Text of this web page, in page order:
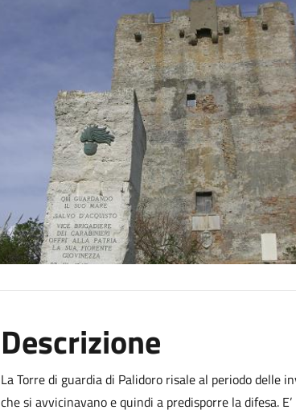
Descrizione
La Torre di guardia di Palidoro risale al periodo delle
che si avvicinavano e quindi a predisporre la difesa.